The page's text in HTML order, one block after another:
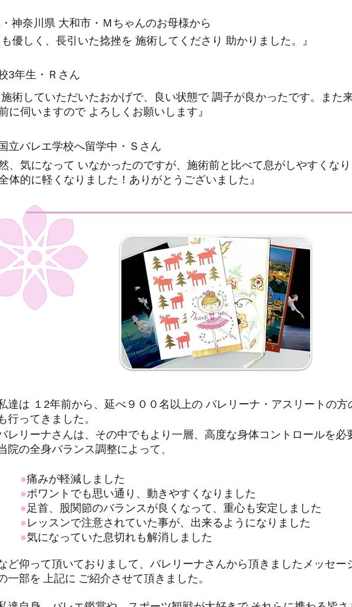
神奈川県 大和市・Ｍちゃんのお母様から
も優しく、長引いた捻挫を 施術してくださり 助かりました。』
3年生・Ｒさん
施術していただいたおかげで、良い状態で 調子が良かったです。
また
に伺いますので よろしくお願いします』
立バレエ学校へ留学中・Ｓさん
、気になって いなかったのですが、施術前と比べて息がしやすくな
体的に軽くなりました！ありがとうございました』
達は １2年前から、延べ９００名以上の バレリーナ・アスリートの方
行ってきました。
レリーナさんは、その中でもより一層、高度な身体コントロールを必
院の全身バランス調整によって、
●痛みが軽減しました
●ポワントでも思い通り、動きやすくなりました
● 足首、股関節のバランスが良くなって、重心も安定しました
● レッスンで注意されていた事が、出来るようになりました
●気になっていた息切れも解消しました
ど仰って頂いておりまして、バレリーナさんから頂きましたメッセー
一部を 上記に ご紹介させて頂きました。